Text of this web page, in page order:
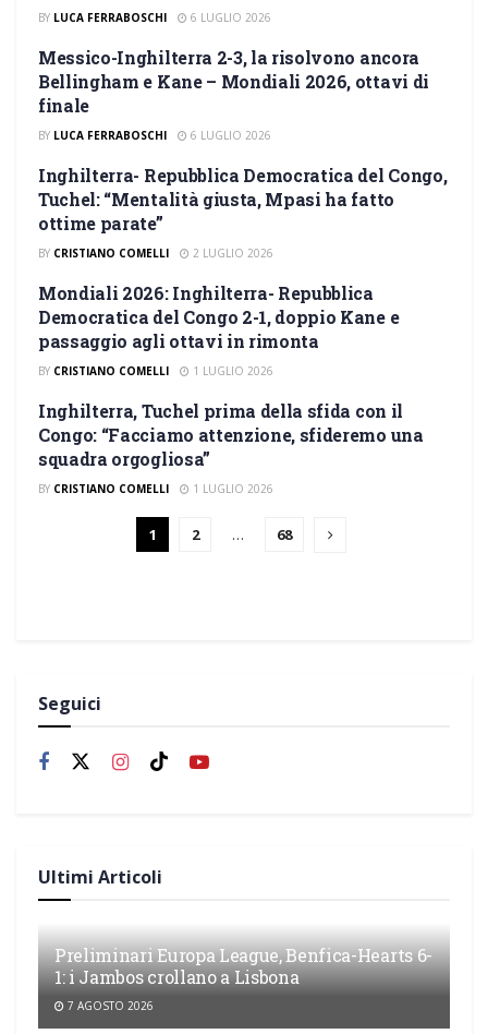
BY LUCA FERRABOSCHI 6 LUGLIO 2026
INGHILTERRA
Messico-Inghilterra 2-3, la risolvono ancora
Bellingham e Kane – Mondiali 2026, ottavi di
finale
BY LUCA FERRABOSCHI 6 LUGLIO 2026
INGHILTERRA
Inghilterra- Repubblica Democratica del Congo,
Tuchel: “Mentalità giusta, Mpasi ha fatto
ottime parate”
BY CRISTIANO COMELLI 2 LUGLIO 2026
INGHILTERRA
Mondiali 2026: Inghilterra- Repubblica
Democratica del Congo 2-1, doppio Kane e
passaggio agli ottavi in rimonta
BY CRISTIANO COMELLI 1 LUGLIO 2026
INGHILTERRA
Inghilterra, Tuchel prima della sfida con il
Congo: “Facciamo attenzione, sfideremo una
squadra orgogliosa”
BY CRISTIANO COMELLI 1 LUGLIO 2026
1 2 … 68
Seguici
Ultimi Articoli
Preliminari Europa League, Benfica-Hearts 6-
1: i Jambos crollano a Lisbona
7 AGOSTO 2026